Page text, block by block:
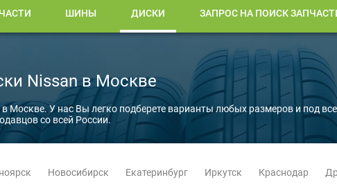
ШИНЫ ДИСКИ ЗАПРОС НА ПОИСК
Nissan в Москве
Москве. У нас Вы легко подберете варианты любых размеров и под
со всей России.
Новосибирск Екатеринбург Иркутск Краснодар